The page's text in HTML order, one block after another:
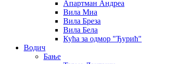
Апартман Андреа
Вила Миа
Вила Бреза
Вила Бела
Кућа за одмор "Ђурић"
Водич
Бање